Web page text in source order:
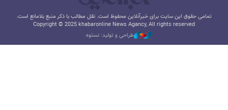
تمامی حقوق این سایت برای خبرآنلاین محفوظ است. نقل مطالب با ذکر منبع بلامانع است.
Copyright © 2025 khabaronline News Agancy, All rights reserved
طراحی و تولید: نستوه